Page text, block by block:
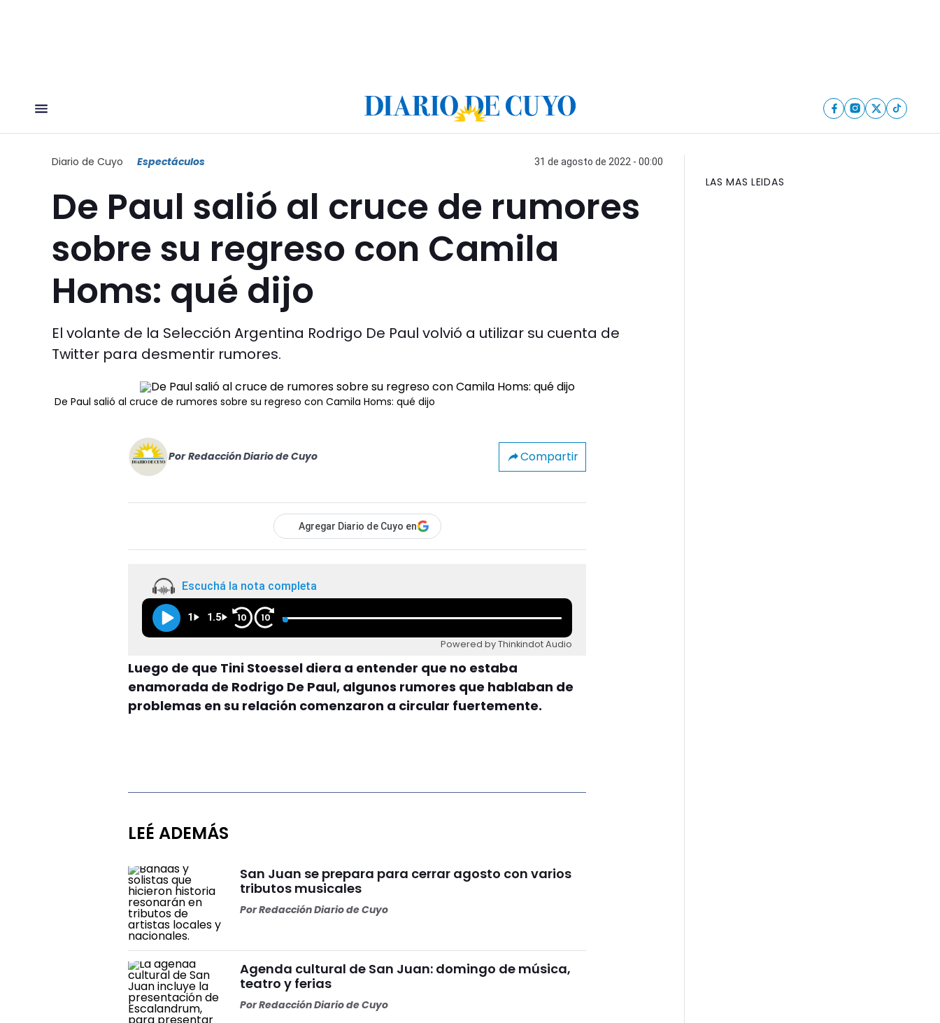
Diario de Cuyo Espectáculos 31 de agosto de 2022 - 00:00
De Paul salió al cruce de rumores
sobre su regreso con Camila
Homs: qué dijo
El volante de la Selección Argentina Rodrigo De Paul volvió a utilizar su cuenta de
Twitter para desmentir rumores.
De Paul salió al cruce de rumores sobre su regreso con Camila Homs: qué dijo
Por Redacción Diario de Cuyo Compartir
Agregar Diario de Cuyo en
Escuchá la nota completa
1 1.5 10 10
Powered by Thinkindot Audio
Luego de que Tini Stoessel diera a entender que no estaba
enamorada de Rodrigo De Paul, algunos rumores que hablaban de
problemas en su relación comenzaron a circular fuertemente.
LEÉ ADEMÁS
San Juan se prepara para cerrar agosto con varios
tributos musicales
PorRedacción Diario de Cuyo
Agenda cultural de San Juan: domingo de música,
teatro y ferias
PorRedacción Diario de Cuyo
LAS MAS LEIDAS